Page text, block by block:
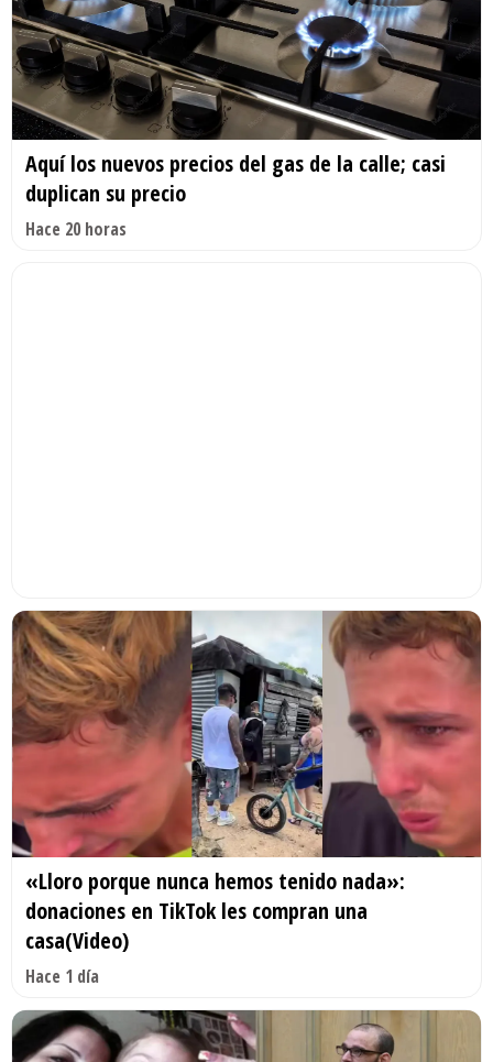
Aquí los nuevos precios del gas de la calle; casi
duplican su precio
Hace 20 horas
«Lloro porque nunca hemos tenido nada»:
donaciones en TikTok les compran una
casa(Video)
Hace 1 día